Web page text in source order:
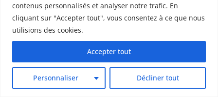
contenus personnalisés et analyser notre trafic. En
cliquant sur "Accepter tout", vous consentez à ce que nous
utilisions des cookies.
Personnaliser Décliner tout
Accepter tout
Diagnostic
Didier Raoult
Diététique
Diplomatie